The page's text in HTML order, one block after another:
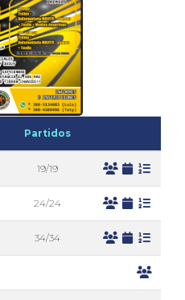
Partidos
19/19
24/24
34/34